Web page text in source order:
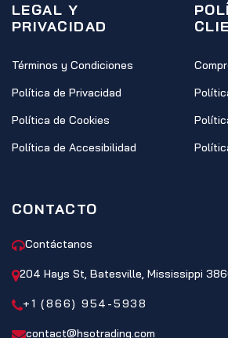
LEGAL Y
PRIVACIDAD
Términos y Condiciones
Política de Privacidad
Política de Cookies
Política de Accesibilidad
CONTACTO
Contáctanos
204 Hays St, Batesville, Mississippi
+1 (866) 954-5938
contact@hsotrading.com